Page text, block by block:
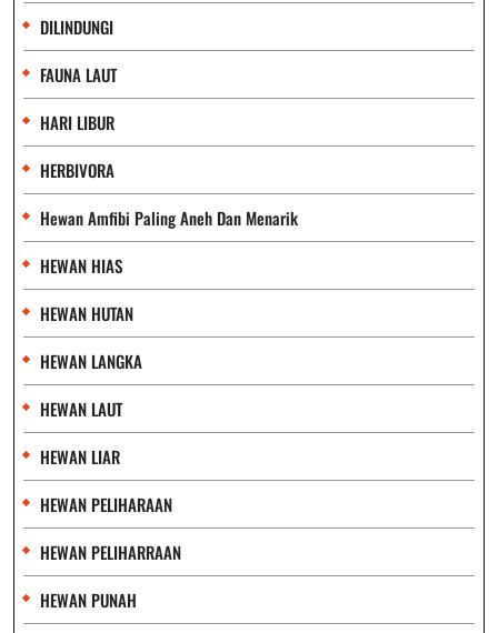
DILINDUNGI
FAUNA LAUT
HARI LIBUR
HERBIVORA
Hewan Amfibi Paling Aneh Dan Menarik
HEWAN HIAS
HEWAN HUTAN
HEWAN LANGKA
HEWAN LAUT
HEWAN LIAR
HEWAN PELIHARAAN
HEWAN PELIHARRAAN
HEWAN PUNAH